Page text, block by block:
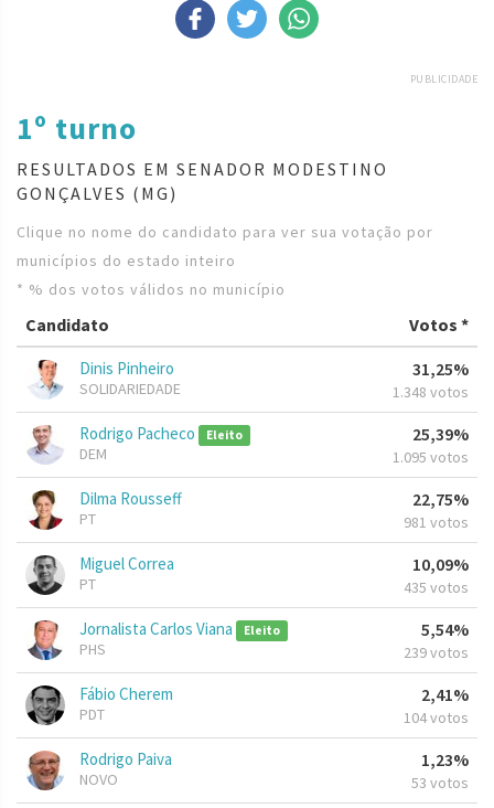
PUBLICIDADE
1º turno
RESULTADOS EM SENADOR MODESTINO
GONÇALVES (MG)
Clique no nome do candidato para ver sua votação por
municípios do estado inteiro
* % dos votos válidos no município
Candidato Votos *
Dinis Pinheiro
SOLIDARIEDADE
31,25%
1.348 votos
Rodrigo Pacheco Eleito
DEM
25,39%
1.095 votos
Dilma Rousseff
PT
22,75%
981 votos
Miguel Correa
PT
10,09%
435 votos
Jornalista Carlos Viana Eleito
PHS
5,54%
239 votos
Fábio Cherem
PDT
2,41%
104 votos
Rodrigo Paiva
NOVO
1,23%
53 votos